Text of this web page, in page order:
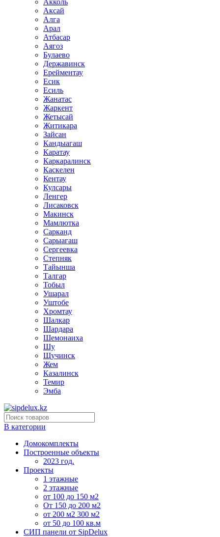
Акколь
Аксай
Алга
Арал
Атбасар
Аягоз
Булаево
Державинск
Ерейментау
Есик
Есиль
Жанатас
Жаркент
Жетысай
Житикара
Зайсан
Кандыагаш
Каратау
Каркаралинск
Каскелен
Кентау
Кулсары
Ленгер
Лисаковск
Макинск
Мамлютка
Сарканд
Сарыагаш
Сергеевка
Степняк
Тайынша
Талгар
Тобыл
Ушарал
Уштобе
Хромтау
Шалкар
Шардара
Шемонаиха
Шу
Щучинск
Жем
Казалинск
Темир
Эмба
В категории
Домокомплекты
Построенные объекты
2023 год.
Проекты
1 этажные
2 этажные
от 100 до 150 м2
От 150 до 200 м2
от 200 м2 300 м2
от 50 до 100 кв.м
СИП панели от SipDelux